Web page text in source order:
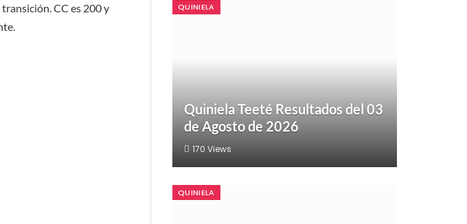
CC es 200 y
QUINIELA
Quiniela Teeté Resultados del 03
de Agosto de 2026
170 Views
QUINIELA